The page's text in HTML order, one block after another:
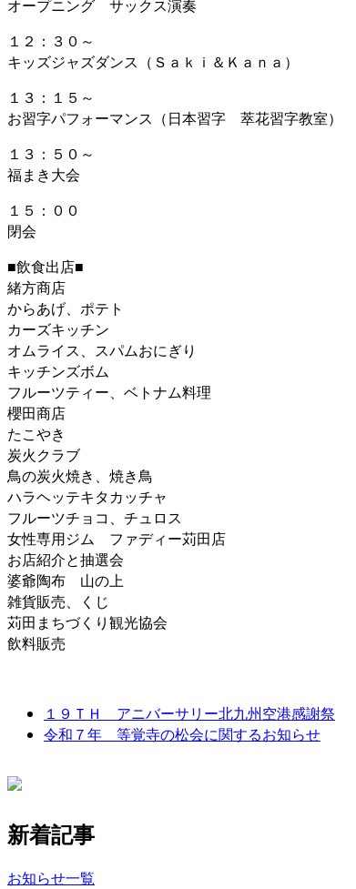
オープニング サックス演奏
１２：３０～
キッズジャズダンス（Ｓａｋｉ＆Ｋａｎａ）
１３：１５～
お習字パフォーマンス（日本習字 萃花習字教室）
１３：５０～
福まき大会
１５：００
閉会
■飲食出店■
緒方商店
からあげ、ポテト
カーズキッチン
オムライス、スパムおにぎり
キッチンズボム
フルーツティー、ベトナム料理
櫻田商店
たこやき
炭火クラブ
鳥の炭火焼き、焼き鳥
ハラヘッテキタカッチャ
フルーツチョコ、チュロス
女性専用ジム ファディー苅田店
お店紹介と抽選会
婆爺陶布 山の上
雑貨販売、くじ
苅田まちづくり観光協会
飲料販売
１９ＴＨ アニバーサリー北九州空港感謝祭
令和７年 等覚寺の松会に関するお知らせ
新着記事
お知らせ一覧